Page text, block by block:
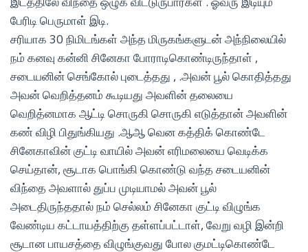
பேரிடி பெருமாள் இடி.
சரியாக 30 நிமிடங்கள் அந்த மிருகங்களுடன் அந்நிலையில்
நம் கனவு கன்னி சினேகா போராடிகொண்டிருந்தாள் ,
சடையனின் செங்கோல் புடைத்தது , .அவன் பூல் கொதித்தது
அவன் வெறித்தனம் கூடியது அவளின் தலையை
வெறித்னமாக ஆட்டி சொருகி சொருகி எடுத்தான் அவளின்
கண் விழி பிதுங்கியது .ஆஆ வென கத்திக் கொண்டே
சினேகாவின் குட்டி வாயில் அவன் எரிமலையை வெடிக்க
செய்தான், சூடாக பொங்கி கொண்டு வந்த சடையனின்
விந்தை அவளால் துப்ப முடியாமல் அவன் பூல்
அடைதிருந்ததால் நம் செல்லம் சினேகா குட்டி விழுங்க
வேண்டிய கட்டாயத்திற்கு தள்ளப்பட்டாள், வேறு வழி இன்றி
சூடான பாயசத்தை விழுங்குவது போல குமட்டிகொண்டே